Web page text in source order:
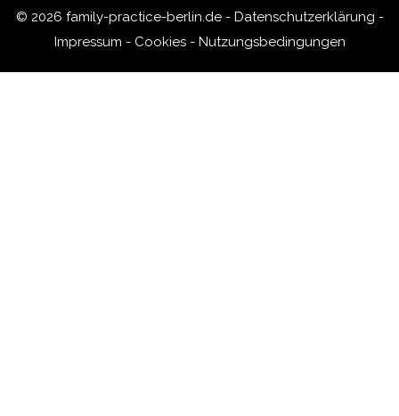
© 2026 family-practice-berlin.de - Datenschutzerklärung -
Impressum - Cookies- Nutzungsbedingungen